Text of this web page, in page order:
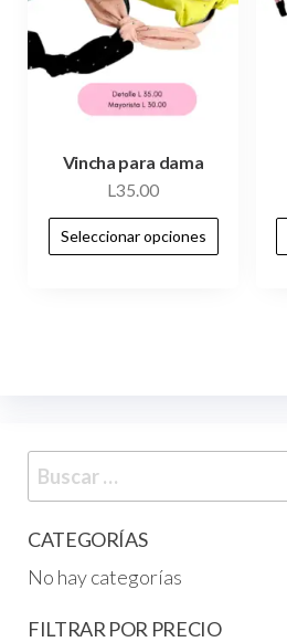
Vincha para dama
L35.00
Seleccionar opciones
CATEGORÍAS
No hay categorías
FILTRAR POR PRECIO